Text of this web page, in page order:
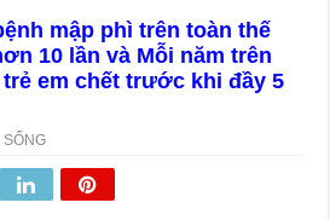
mập phì trên toàn thế
10 lần và Mỗi năm trên
em chết trước khi đầy 5
SỐNG